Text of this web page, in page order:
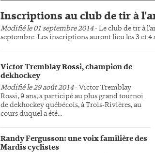
Inscriptions au club de tir à
Modifié le 01 septembre 2014- Le club de tir à
septembre. Les inscriptions auront lieu les 3 et 4
Victor Tremblay Rossi, champion de
dekhockey
Modifié le 29 août 2014- Victor Tremblay
Rossi, 9 ans, a participé au plus grand tournoi
de dekhockey québécois, à Trois-Rivières, au
cours duquel a été...
Randy Fergusson: une voix familière des
Mardis cyclistes